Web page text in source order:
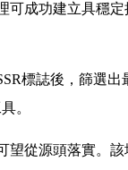
成功建立具穩
標誌後，篩選出
。
從源頭落實。